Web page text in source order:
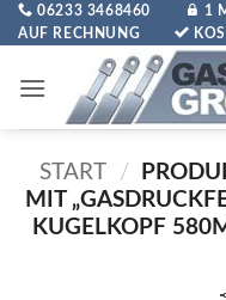
Zum
Inhalt
06233 3468460 1
AUF RECHNUNG
START /
MIT
KUGELKOPF